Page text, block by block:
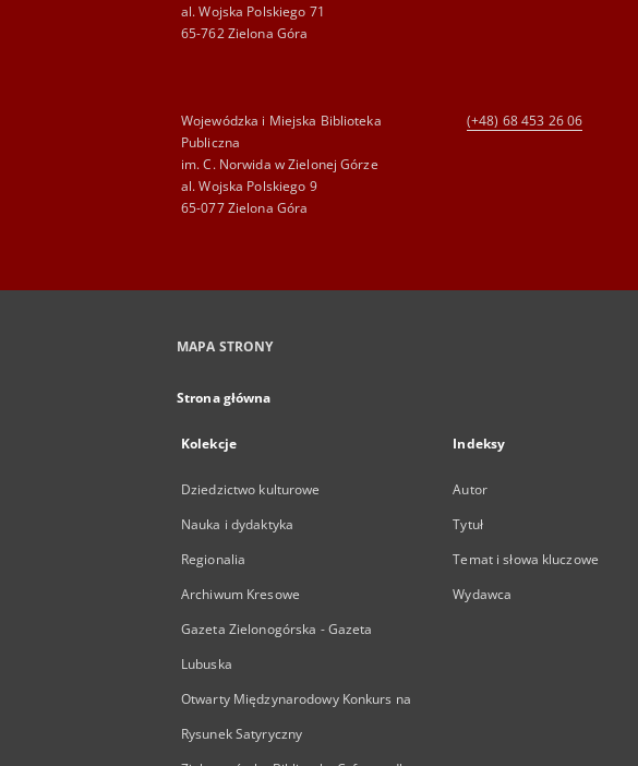
al. Wojska Polskiego 71
65-762 Zielona Góra
Wojewódzka i Miejska Biblioteka
Publiczna
im. C. Norwida w Zielonej Górze
al. Wojska Polskiego 9
65-077 Zielona Góra
(+48) 68 453 26 06
MAPA STRONY
Strona główna
Kolekcje
Dziedzictwo kulturowe
Nauka i dydaktyka
Regionalia
Archiwum Kresowe
Gazeta Zielonogórska - Gazeta
Lubuska
Otwarty Międzynarodowy Konkurs na
Rysunek Satyryczny
Indeksy
Autor
Tytuł
Temat i słowa kluczowe
Wydawca